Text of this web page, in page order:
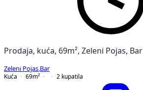
Prodaja, kuća, 69m², Zeleni Pojas, Bar
Zeleni Pojas Bar
Kuća
69m² 2 kupatila